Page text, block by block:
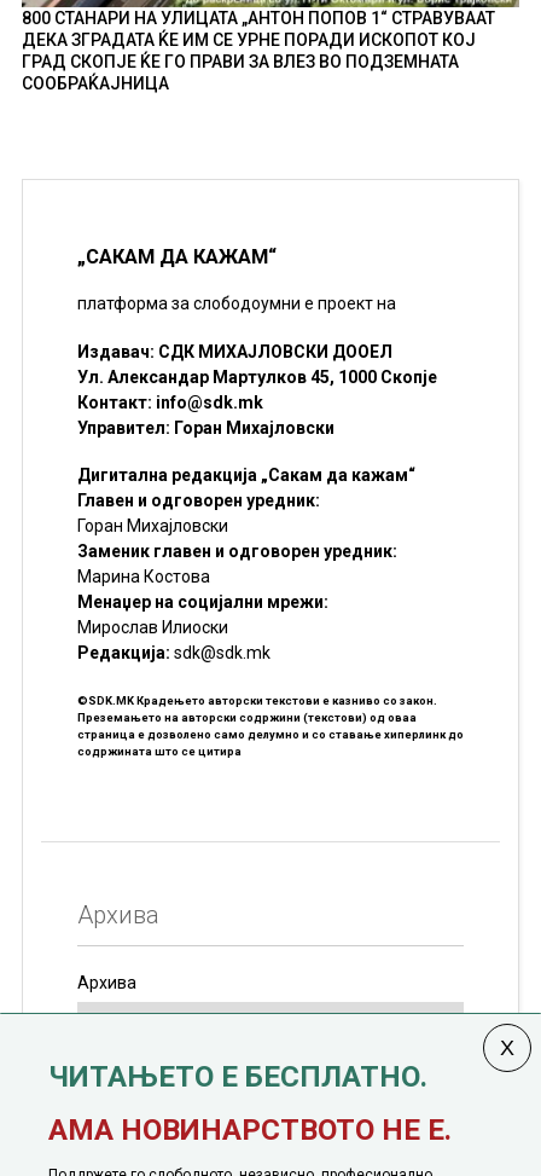
800 СТАНАРИ НА УЛИЦАТА „АНТОН ПОПОВ 1“ СТРАВУВААТ
ДЕКА ЗГРАДАТА ЌЕ ИМ СЕ УРНЕ ПОРАДИ ИСКОПОТ КОЈ
ГРАД СКОПЈЕ ЌЕ ГО ПРАВИ ЗА ВЛЕЗ ВО ПОДЗЕМНАТА
СООБРАЌАЈНИЦА
„САКАМ ДА КАЖАМ“
платформа за слободоумни е проект на
Издавач: СДК МИХАЈЛОВСКИ ДООЕЛ
Ул. Александар Мартулков 45, 1000 Скопје
Контакт: info@sdk.mk
Управител: Горан Михајловски
Дигитална редакција „Сакам да кажам“
Главен и одговорен уредник:
Горан Михајловски
Заменик главен и одговорен уредник:
Марина Костова
Менаџер на социјални мрежи:
Мирослав Илиоски
Редакцијa: sdk@sdk.mk
©SDK.MK Крадењето авторски текстови е казниво со закон.
Преземањето на авторски содржини (текстови) од оваа
страница е дозволено само делумно и со ставање хиперлинк до
содржината што се цитира
Архива
Архива
јануари, 1991 година
ЧИТАЊЕТО Е БЕСПЛАТНО.
АМА НОВИНАРСТВОТО НЕ Е.